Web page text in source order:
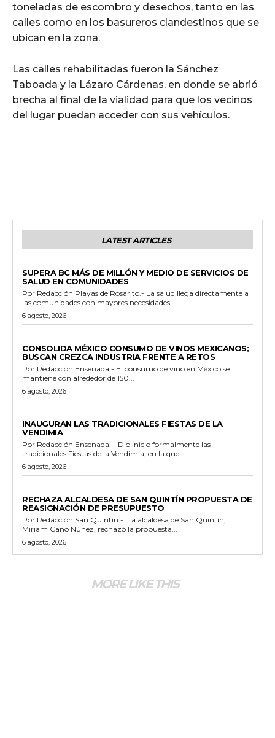
toneladas de escombro y desechos, tanto en las
calles como en los basureros clandestinos que se
ubican en la zona.
Las calles rehabilitadas fueron la Sánchez
Taboada y la Lázaro Cárdenas, en donde se abrió
brecha al final de la vialidad para que los vecinos
del lugar puedan acceder con sus vehículos.
LATEST ARTICLES
SUPERA BC MÁS DE MILLÓN Y MEDIO DE SERVICIOS DE
SALUD EN COMUNIDADES
Por Redacción Playas de Rosarito.- La salud llega directamente a
las comunidades con mayores necesidades...
6 agosto, 2026
CONSOLIDA MÉXICO CONSUMO DE VINOS MEXICANOS;
BUSCAN CREZCA INDUSTRIA FRENTE A RETOS
Por Redacción Ensenada.- El consumo de vino en México se
mantiene con alrededor de 150...
6 agosto, 2026
INAUGURAN LAS TRADICIONALES FIESTAS DE LA
VENDIMIA
Por Redacción Ensenada.- Dio inicio formalmente las
tradicionales Fiestas de la Vendimia, en la que...
6 agosto, 2026
RECHAZA ALCALDESA DE SAN QUINTÍN PROPUESTA DE
REASIGNACIÓN DE PRESUPUESTO
Por Redacción San Quintín.- La alcaldesa de San Quintín,
Miriam Cano Núñez, rechazó la propuesta...
6 agosto, 2026
MORE LIKE THIS